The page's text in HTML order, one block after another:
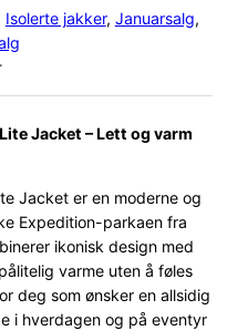
Isolerte jakker, Januarsalg
Jacket – Lett og varm
Jacket er en moderne og
Expedition-parkaen fra
ikonisk design med
varme uten å føles
deg som ønsker en allsidig
i hverdagen og på eventyr